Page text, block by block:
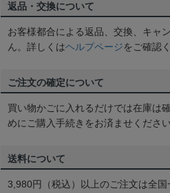
返品・交換について
お客様都合による返品、交換、キャ
ん。詳しくはヘルプページをご確認
ご注文の確定について
買い物かごに入れるだけでは在庫は
めにご購入手続きをお済ませください
送料について
3,980円（税込）以上のご注文は全国